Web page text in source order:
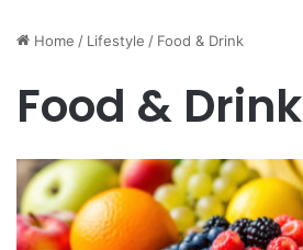
Home / Lifestyle / Food & Drink
Food & Drink